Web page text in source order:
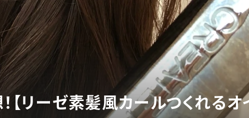
【リーゼ素髪風カールつくれるオ